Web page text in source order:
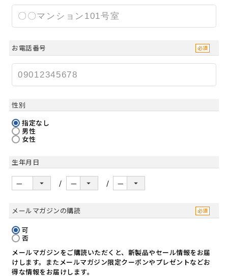
お電話番号
性別
指定なし
男性
女性
生年月日
メールマガジンの購読
可
否
メールマガジンをご購読いただくと、新製品やセール情報をお届
けします。またメールマガジン限定クーポンやプレゼントなどお
得な情報をお届けします。